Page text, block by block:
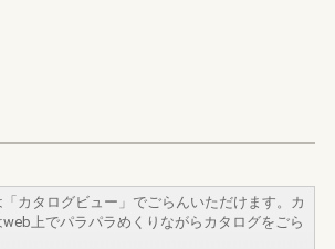
カタログビュー」でごらんいただけます。カ
上でパラパラめくりながらカタログをごら